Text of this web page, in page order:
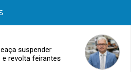
suspender
e revolta feirantes